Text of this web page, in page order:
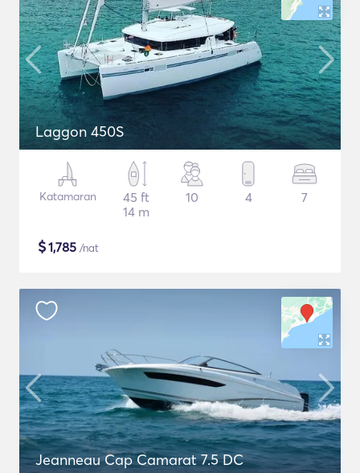
Laggon 450S
Katamaran
45 ft
14 m
10 4 7
$1,785 /nat
Jeanneau Cap Camarat 7.5 DC